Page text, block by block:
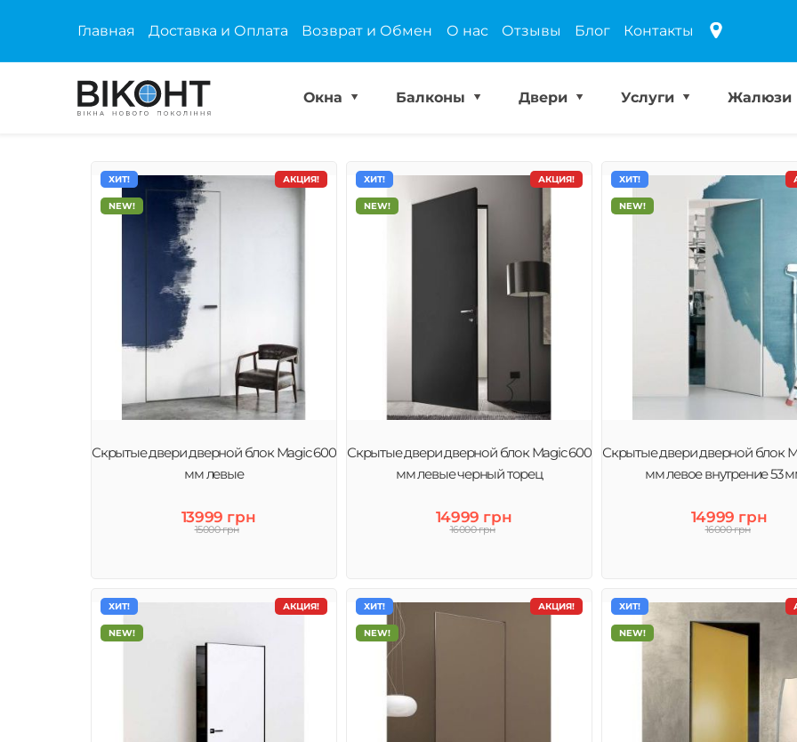
Главная Доставка и Оплата Возврат и Обмен О нас Отзывы Блог Контакты
Окна Балконы Двери Услуги Жалюзи
АКЦИЯ!
ХИТ!
NEW!
Скрытые двери дверной блок Magic 600
мм левые
13999 грн
15000 грн
АКЦИЯ!
ХИТ!
NEW!
Скрытые двери дверной блок Magic 600
мм левые черный торец
14999 грн
16000 грн
ХИТ!
NEW!
Скрытые двери дверной блок
мм левое внутрение 53
14999 грн
16000 грн
АКЦИЯ!
ХИТ!
NEW!
АКЦИЯ!
ХИТ!
NEW!
ХИТ!
NEW!